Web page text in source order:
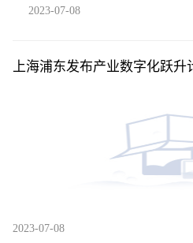
2023-07-08
上海浦东发布产业数字化跃升
2023-07-08